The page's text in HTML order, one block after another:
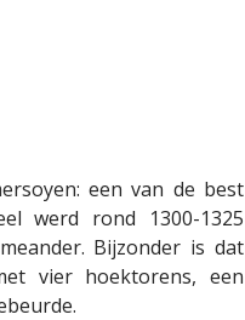
een van de best
werd rond 1300-1325
Bijzonder is dat
vier hoektorens, een